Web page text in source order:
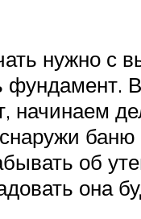
нужно с
начинаем
баню
об
она